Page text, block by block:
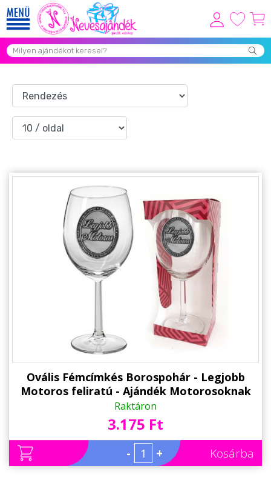
Viszonteladóknak
Grill Party Kellékek ❤️
Egyedi Ajándékok Rendelés
Vicces Pólók
Szerelmes Ajándékok ❤
Budapest Ajándéktárgyak
Szülinapi ajándékok
Ajándék Gyerekeknek
Családtagoknak
Névnapi ajándékok
Ovális Fémcímkés Borospohár - Legjobb
Motoros feliratú - Ajándék Motorosoknak
Raktáron
3.175 Ft
- + Kosárba